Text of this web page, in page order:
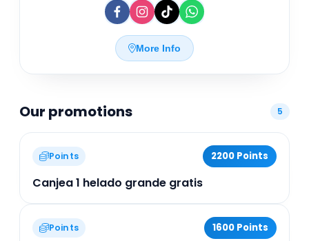
refrescantes como té helado y opciones rápidas
para quienes buscan una pausa deliciosa y
práctica. Su ubicación estratégica en el Estado
de México facilita el acceso a clientes locales y
visitantes que desean disfrutar de productos
frescos y de calidad en un ambiente cómodo y
More Info
Our promotions 5
Points 2200 Points
Canjea 1 helado grande gratis
Points 1600 Points